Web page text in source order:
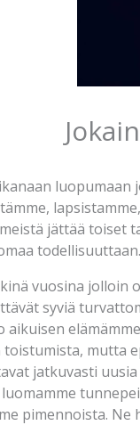
luopumaan
jättää toiset
todellisuuttaan.
vuosina jolloin
syviä
aikuisen
mutta
jatkuvasti
pimennoista. Ne